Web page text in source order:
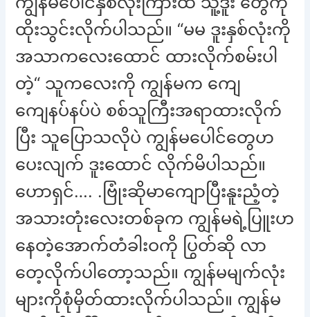
ထိုးသွင်းလိုက်ပါသည်။ “မမ ဒူးနှစ်လုံးကို
အသာကလေးထောင် ထားလိုက်စမ်းပါ
တဲ့“ သူကလေးကို ကျွန်မက ကျေ
ကျေနပ်နပ်ပဲ စစ်သူကြီးအရာထားလိုက်
ပြီး သူပြောသလိုပဲ ကျွန်မပေါင်တွေဟ
ပေးလျက် ဒူးထောင် လိုက်မိပါသည်။
ဟောရှင်…. .ဗြုံးဆိုမာကျောပြီးနူးညံ့တဲ့
အသားတုံးလေးတစ်ခုက ကျွန်မရဲ့ပြူးဟ
နေတဲ့အောက်တံခါးဝကို ပြွတ်ဆို လာ
တေ့လိုက်ပါတော့သည်။ ကျွန်မမျက်လုံး
များကိုစုံမှိတ်ထားလိုက်ပါသည်။ ကျွန်မ